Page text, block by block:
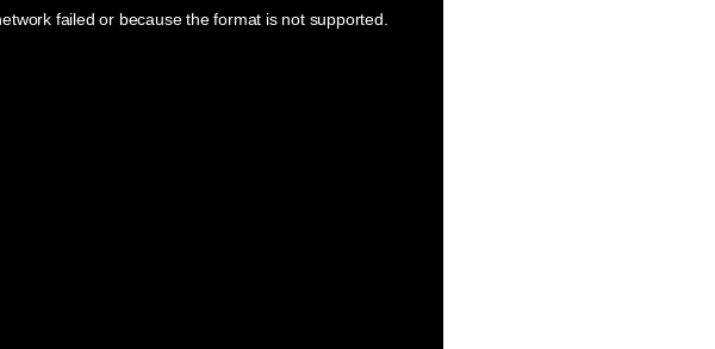
failed or because the format is not supported.